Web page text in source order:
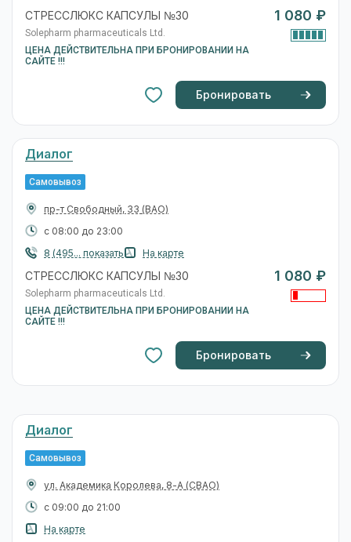
СТРЕССЛЮКС КАПСУЛЫ №30
Solepharm pharmaceuticals Ltd.
ЦЕНА ДЕЙСТВИТЕЛЬНА ПРИ БРОНИРОВАНИИ НА
САЙТЕ !!!
1 080 ₽
Бронировать
Диалог
Самовывоз
пр-т Свободный, 33 (ВАО)
с 08:00 до 23:00
8 (495... показать
На карте
СТРЕССЛЮКС КАПСУЛЫ №30
Solepharm pharmaceuticals Ltd.
ЦЕНА ДЕЙСТВИТЕЛЬНА ПРИ БРОНИРОВАНИИ НА
САЙТЕ !!!
1 080 ₽
Бронировать
Диалог
Самовывоз
ул. Академика Королева, 8-А (СВАО)
с 09:00 до 21:00
На карте